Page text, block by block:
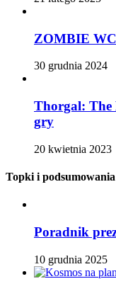
ZOMBIE
30 grudnia 2024
Thorgal: The
gry
20 kwietnia 2023
Topki i podsumowania
Poradnik
10 grudnia 2025